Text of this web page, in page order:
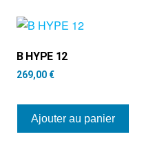
B HYPE 12
269,00 €
Ajouter au panier